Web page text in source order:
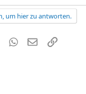
um hier zu antworten.
Tumblr WhatsApp
E-MailLink